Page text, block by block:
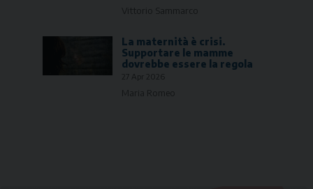
Vittorio Sammarco
La maternità è crisi.
Supportare le mamme
dovrebbe essere la regola
27 Apr 2026
Maria Romeo